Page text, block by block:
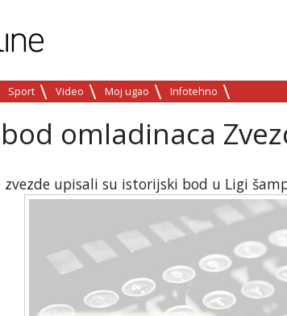
Sport Video Moj ugao Infotehno
omladinaca
zvezde upisali su istorijski bod u Ligi